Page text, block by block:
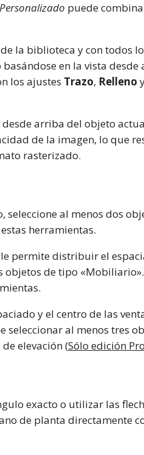
Personalizado puede
la biblioteca y con todos
en la vista
los ajustes Trazo, Relleno
arriba del objeto
de la imagen, lo que
rasterizado.
seleccione al menos dos
herramientas.
permite distribuir el
de tipo
y el centro de las
seleccionar al menos tres
elevación (Sólo edición Pro
exacto o utilizar las
de planta directamente